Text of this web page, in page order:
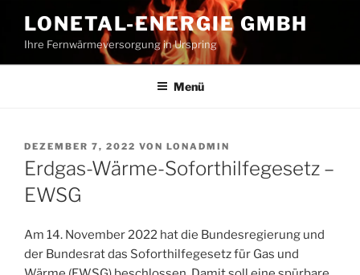
Inhalt
springen
LONETAL-ENERGIE GMBH
Ihre Fernwärmeversorgung in Urspring
Menü
VERÖFFENTLICHT
AM
DEZEMBER 7, 2022 VON LONADMIN
Erdgas-Wärme-Soforthilfegesetz –
EWSG
Am 14. November 2022 hat die Bundesregierung und
der Bundesrat das Soforthilfegesetz für Gas und